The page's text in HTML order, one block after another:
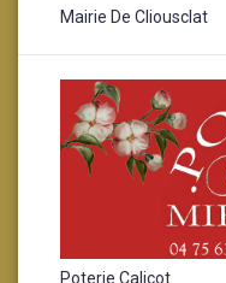
Mairie De Cliousclat
Poterie Calicot